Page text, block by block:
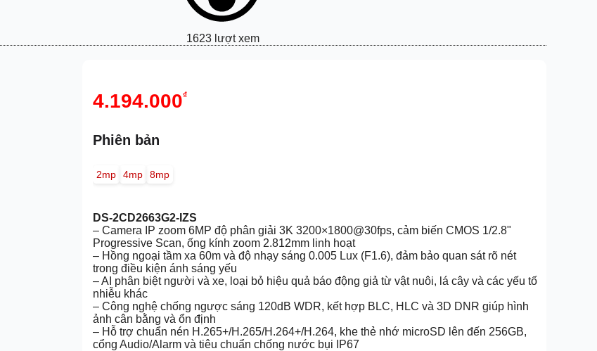
1623 lượt xem
4.194.000₫
Phiên bản
2mp 4mp 8mp
DS-2CD2663G2-IZS
– Camera IP zoom 6MP độ phân giải 3K 3200×1800@30fps, cảm biến CMOS 1/2.8"
Progressive Scan, ống kính zoom 2.812mm linh hoạt
– Hồng ngoại tầm xa 60m và độ nhạy sáng 0.005 Lux (F1.6), đảm bảo quan sát rõ nét
trong điều kiện ánh sáng yếu
– AI phân biệt người và xe, loại bỏ hiệu quả báo động giả từ vật nuôi, lá cây và các yếu tố
nhiễu khác
– Công nghệ chống ngược sáng 120dB WDR, kết hợp BLC, HLC và 3D DNR giúp hình
ảnh cân bằng và ổn định
– Hỗ trợ chuẩn nén H.265+/H.265/H.264+/H.264, khe thẻ nhớ microSD lên đến 256GB,
cổng Audio/Alarm và tiêu chuẩn chống nước bụi IP67